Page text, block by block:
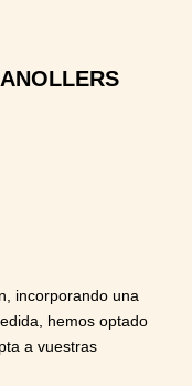
incorporando una
hemos optado
a vuestras